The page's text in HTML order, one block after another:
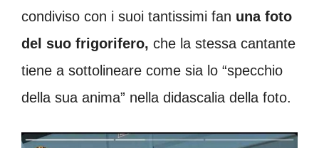
condiviso con i suoi tantissimi fan una foto
del suo frigorifero, che la stessa cantante
tiene a sottolineare come sia lo “specchio
della sua anima” nella didascalia della foto.